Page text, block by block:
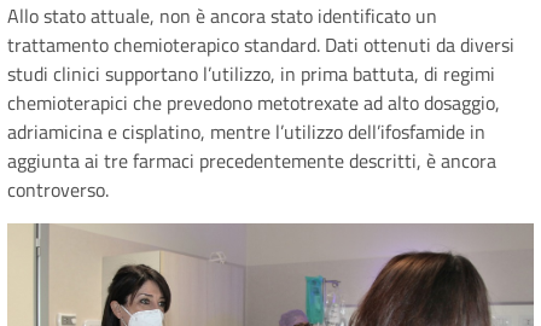
Allo stato attuale, non è ancora stato identificato un
trattamento chemioterapico standard. Dati ottenuti da diversi
studi clinici supportano l’utilizzo, in prima battuta, di regimi
chemioterapici che prevedono metotrexate ad alto dosaggio,
adriamicina e cisplatino, mentre l’utilizzo dell’ifosfamide in
aggiunta ai tre farmaci precedentemente descritti, è ancora
controverso.